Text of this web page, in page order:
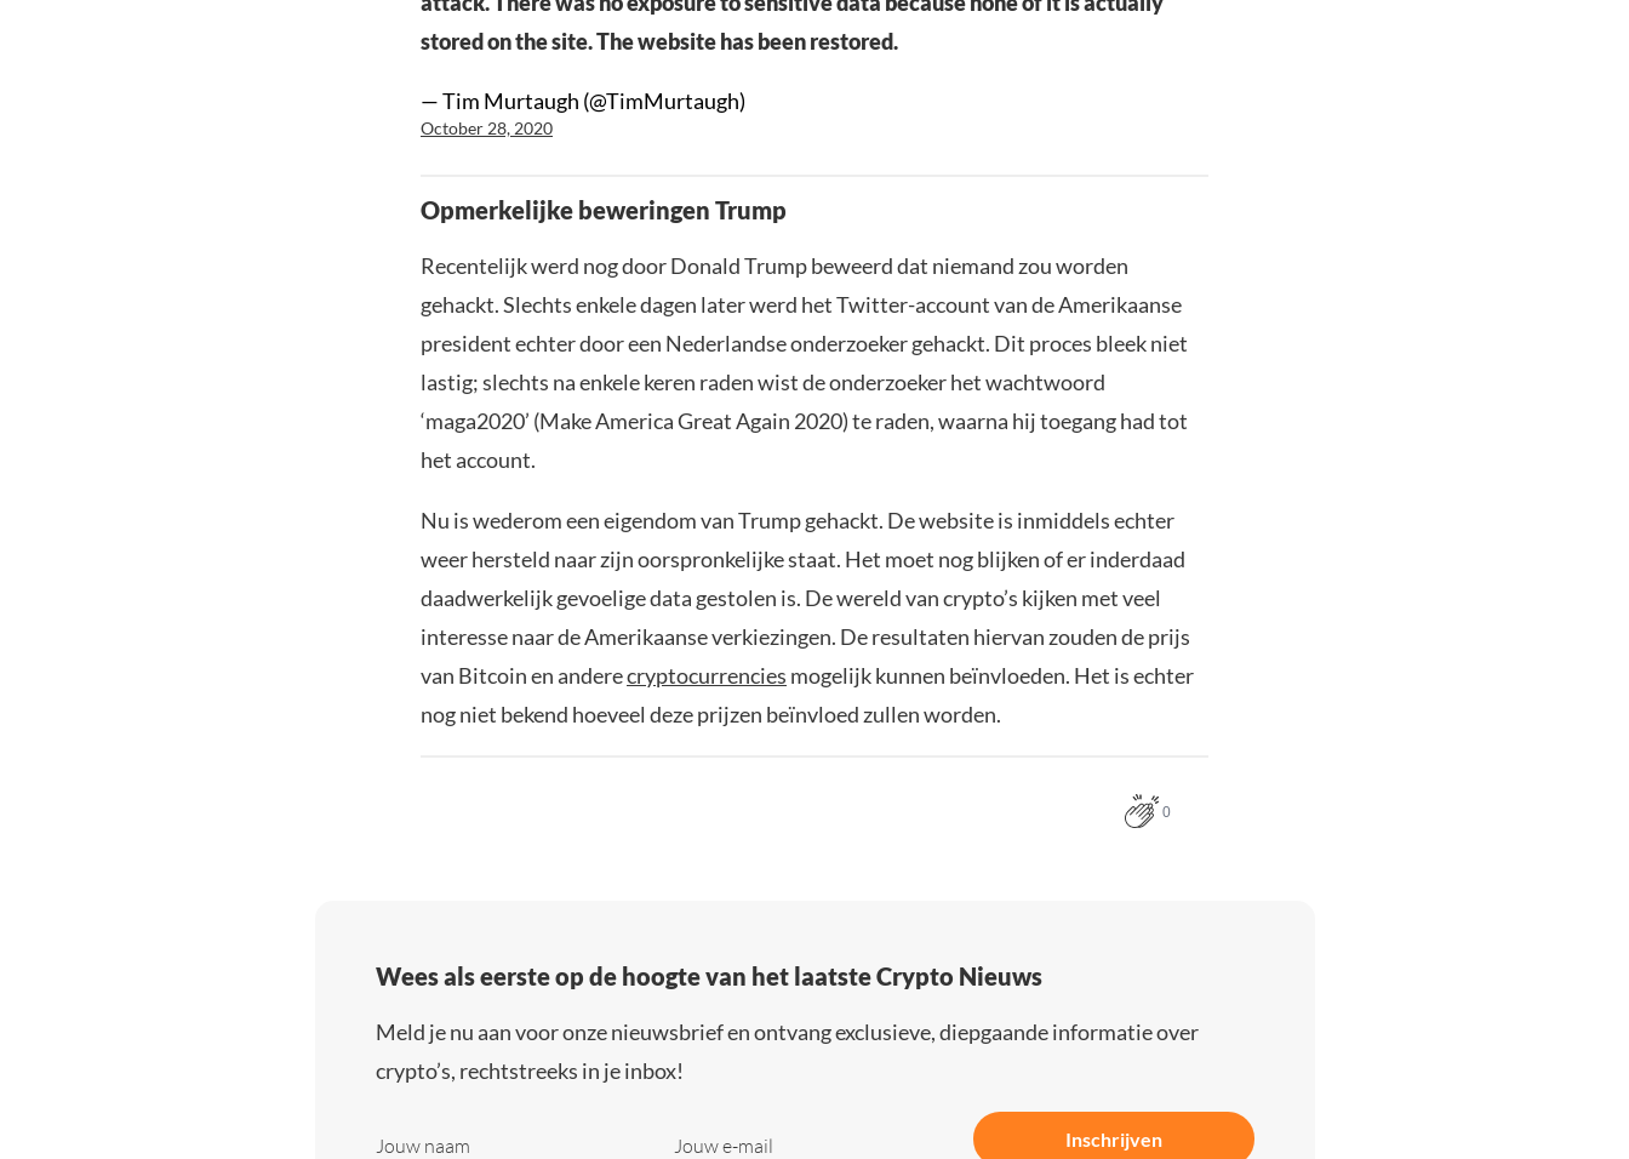
stored on the site. The website has been restored.
— Tim Murtaugh (@TimMurtaugh)
October 28, 2020
Opmerkelijke beweringen Trump
Recentelijk werd nog door Donald Trump beweerd dat niemand zou worden
gehackt. Slechts enkele dagen later werd het Twitter-account van de Amerikaanse
president echter door een Nederlandse onderzoeker gehackt. Dit proces bleek niet
lastig; slechts na enkele keren raden wist de onderzoeker het wachtwoord
‘maga2020’ (Make America Great Again 2020) te raden, waarna hij toegang had tot
het account.
Nu is wederom een eigendom van Trump gehackt. De website is inmiddels echter
weer hersteld naar zijn oorspronkelijke staat. Het moet nog blijken of er inderdaad
daadwerkelijk gevoelige data gestolen is. De wereld van crypto’s kijken met veel
interesse naar de Amerikaanse verkiezingen. De resultaten hiervan zouden de prijs
van Bitcoin en anderecryptocurrencies mogelijk kunnen beïnvloeden. Het is echter
nog niet bekend hoeveel deze prijzen beïnvloed zullen worden.
0
Wees als eerste op de hoogte van het laatste Crypto Nieuws
Meld je nu aan voor onze nieuwsbrief en ontvang exclusieve, diepgaande informatie over
crypto’s, rechtstreeks in je inbox!
Jouw naam Jouw e-mail Inschrijven